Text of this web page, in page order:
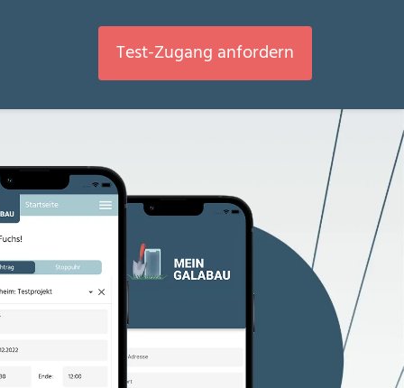
Test-Zugang anfordern